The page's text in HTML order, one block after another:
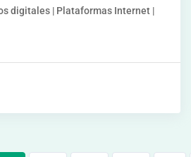
digitales | Plataformas Internet |